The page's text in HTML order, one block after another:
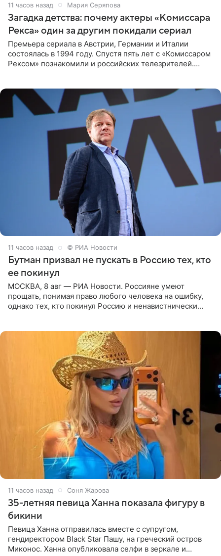
11 часов назад Мария Серяпова
Загадка детства: почему актеры «Комиссара
Рекса» один за другим покидали сериал
Премьера сериала в Австрии, Германии и Италии
состоялась в 1994 году. Спустя пять лет с «Комиссаром
Рексом» познакомили и российских телезрителей.
11 часов назад © РИА Новости
Бутман призвал не пускать в Россию тех, кто
ее покинул
МОСКВА, 8 авг — РИА Новости. Россияне умеют
прощать, понимая право любого человека на ошибку,
однако тех, кто покинул Россию и ненавистнически
11 часов назад Соня Жарова
35-летняя певица Ханна показала фигуру в
бикини
Певица Ханна отправилась вместе с супругом,
гендиректором Black Star Пашу, на греческий остров
Миконос. Ханна опубликовала селфи в зеркале и